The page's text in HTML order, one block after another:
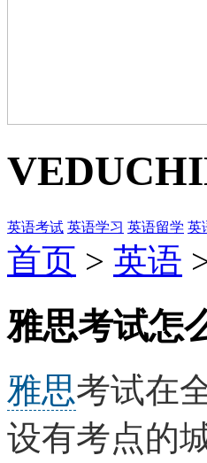
英语考试 英语学习 英语留学 英
首页 > 英语
雅思考试怎
雅思考试在
设有考点的